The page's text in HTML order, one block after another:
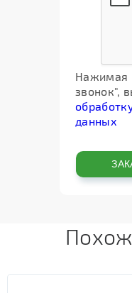
Нажимая
звонок",
данных